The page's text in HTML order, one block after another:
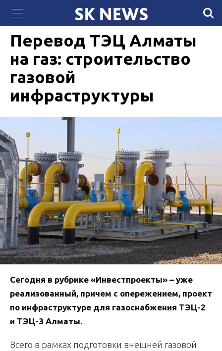
70 вокзалов обновили в Казахстане за два
месяца
13 ДЕКАБРЯ 2024, 09:25 3215
Перевод ТЭЦ Алматы
на газ: строительство
газовой
инфраструктуры
Сегодня в рубрике «Инвестпроекты» – уже
реализованный, причем с опережением, проект
по инфраструктуре для газоснабжения ТЭЦ-2
и ТЭЦ-3 Алматы.
Всего в рамках подготовки внешней газовой